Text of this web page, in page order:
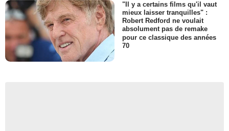
"Il y a certains films qu'il vaut
mieux laisser tranquilles" :
Robert Redford ne voulait
absolument pas de remake
pour ce classique des années
70